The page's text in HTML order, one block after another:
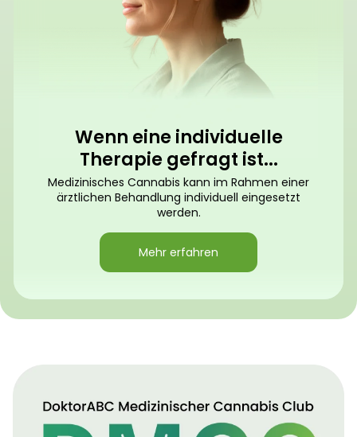
Wenn eine individuelle
Therapie gefragt ist...
Medizinisches Cannabis kann im Rahmen einer
ärztlichen Behandlung individuell eingesetzt
werden.
Mehr erfahren